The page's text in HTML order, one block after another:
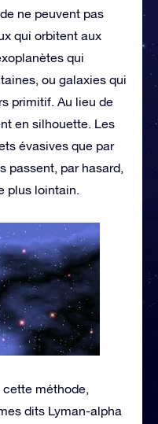
ne peuvent pas
qui orbitent aux
qui
ou galaxies qui
primitif. Au lieu de
en silhouette. Les
évasives que par
passent, par hasard,
plus lointain.
méthode,
dits Lyman-alpha